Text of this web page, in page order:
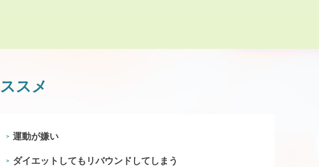
スメ
＞ 運動が嫌い
＞ ダイエットしてもリバウンドしてしまう